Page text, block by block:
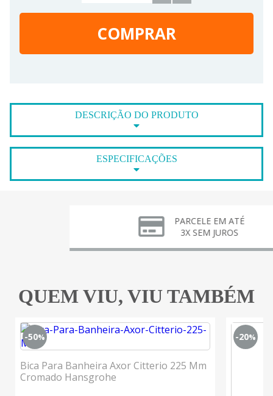
COMPRAR
DESCRIÇÃO DO PRODUTO
ESPECIFICAÇÕES
PARCELE EM ATÉ
3X SEM JUROS
QUEM VIU, VIU TAMBÉM
-50%
Bica Para Banheira Axor Citterio 225 Mm
Cromado Hansgrohe
-20%